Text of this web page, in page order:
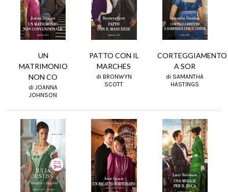
UN
MATRIMONIO
NON CO
di JOANNA
JOHNSON
PATTO CON IL
MARCHES
di BRONWYN
SCOTT
CORTEGGIAMENTO
A SOR
di SAMANTHA
HASTINGS